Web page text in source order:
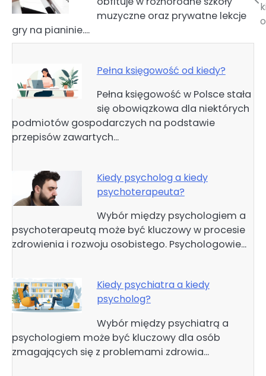
muzyczne oraz prywatne lekcje
gry na pianinie.…
Pełna księgowość od kiedy?
Pełna księgowość w Polsce stała
się obowiązkowa dla niektórych
podmiotów gospodarczych na podstawie
przepisów zawartych…
Kiedy psycholog a kiedy
psychoterapeuta?
Wybór między psychologiem a
psychoterapeutą może być kluczowy w procesie
zdrowienia i rozwoju osobistego. Psychologowie…
Kiedy psychiatra a kiedy
psycholog?
Wybór między psychiatrą a
psychologiem może być kluczowy dla osób
zmagających się z problemami zdrowia…